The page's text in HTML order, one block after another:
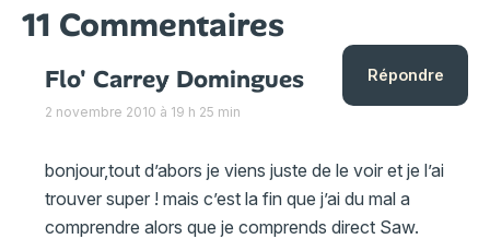
11 Commentaires
Flo' Carrey Domingues
2 novembre 2010 à 19 h 25 min
bonjour,tout d’abors je viens juste de le voir et je l’ai
trouver super ! mais c’est la fin que j’ai du mal a
comprendre alors que je comprends direct Saw.
Répondre